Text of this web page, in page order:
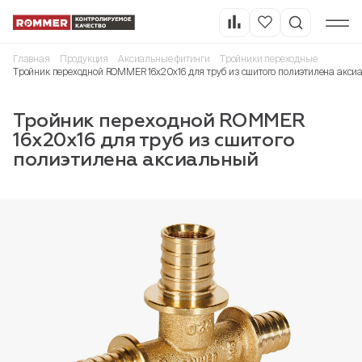
Главная Продукция Аксиальные фитинги
Тройники переходные
Тройник переходной ROMMER 16x20x16 для труб из сшитого полиэтилена
Тройник переходной ROMMER
16x20x16 для труб из сшитого
полиэтилена аксиальный